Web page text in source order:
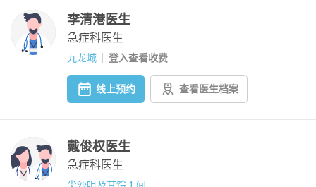
李清港医生
急症科医生
九龙城 登入查看收费
线上预约 查看医生档案
戴俊权医生
急症科医生
尖沙咀及其馀 1 间